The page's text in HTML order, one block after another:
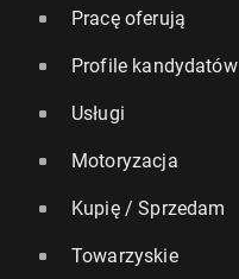
Pracę oferują
Profile kandydatów
Usługi
Motoryzacja
Kupię / Sprzedam
Towarzyskie